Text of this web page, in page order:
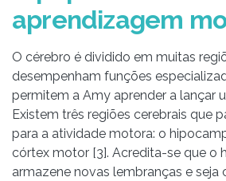
aprendizagem
O cérebro é dividido em muitas
desempenham funções
permitem a Amy aprender a lançar
Existem três regiões cerebrais que
para a atividade motora: o
córtex motor [3]. Acredita-se que o
armazene novas lembranças e seja